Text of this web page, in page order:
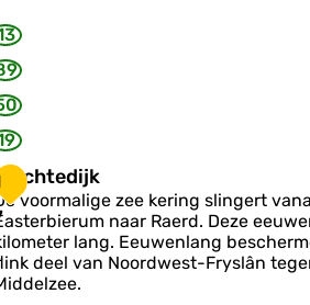
voormalige zee kering slingert
naar Raerd. Deze
lang. Eeuwenlang
deel van Noordwest-Fryslân